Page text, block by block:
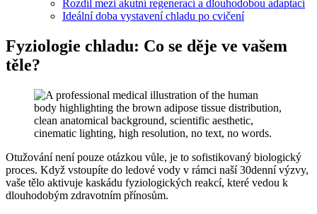
Rozdíl mezi akutní regenerací a dlouhodobou adaptací
Ideální doba vystavení chladu po cvičení
Fyziologie chladu: Co se děje ve vašem
těle?
Otužování není pouze otázkou vůle, je to sofistikovaný biologický
proces. Když vstoupíte do ledové vody v rámci naší 30denní výzvy,
vaše tělo aktivuje kaskádu fyziologických reakcí, které vedou k
dlouhodobým zdravotním přínosům.